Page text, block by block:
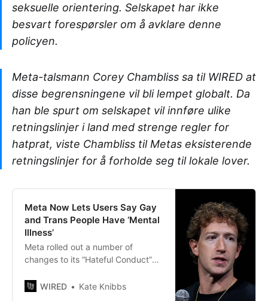
seksuelle orientering. Selskapet har ikke
besvart forespørsler om å avklare denne
policyen.
Meta-talsmann Corey Chambliss sa til WIRED at
disse begrensningene vil bli lempet globalt. Da
han ble spurt om selskapet vil innføre ulike
retningslinjer i land med strenge regler for
hatprat, viste Chambliss til Metas eksisterende
retningslinjer for å forholde seg til lokale lover.
Meta Now Lets Users Say Gay
and Trans People Have ‘Mental
Illness’
Meta rolled out a number of
changes to its “Hateful Conduct”
sweeping overhaul of its approach
WIRED Kate Knibbs